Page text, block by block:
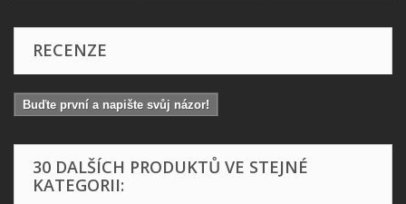
RECENZE
Buďte první a napište svůj názor!
30 DALŠÍCH PRODUKTŮ VE STEJNÉ
KATEGORII: